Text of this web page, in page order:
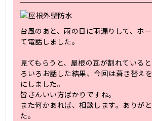
台風のあと、雨の日に雨漏りして、ホ
て電話しました。
見てもらうと、屋根の瓦が割れている
ろいろお話した結果、今回は葺き替え
にしました。
皆さんいい方ばかりですね。
また何かあれば、相談します。ありが
た。